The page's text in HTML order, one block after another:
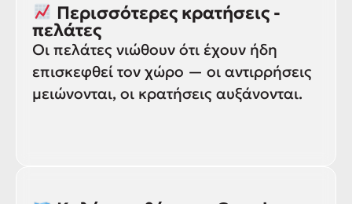
Περισσότερες κρατήσεις -
πελάτες
Οι πελάτες νιώθουν ότι έχουν ήδη
επισκεφθεί τον χώρο — οι αντιρρήσεις
μειώνονται, οι κρατήσεις αυξάνονται.